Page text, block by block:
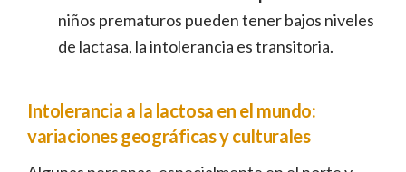
niños prematuros pueden tener bajos niveles
de lactasa, la intolerancia es transitoria.
Intolerancia a la lactosa en el mundo:
variaciones geográficas y culturales